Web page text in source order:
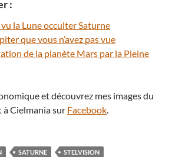
:
la Lune occulter Saturne
que vous n’avez pas vue
de la planète Mars par la Pleine
et découvrez mes images du
à Cielmania sur Facebook.
SATURNE STELVISION